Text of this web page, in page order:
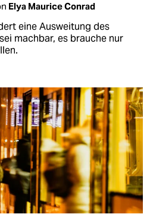
Elya Maurice Conrad
eine Ausweitung des
machbar, es brauche nur